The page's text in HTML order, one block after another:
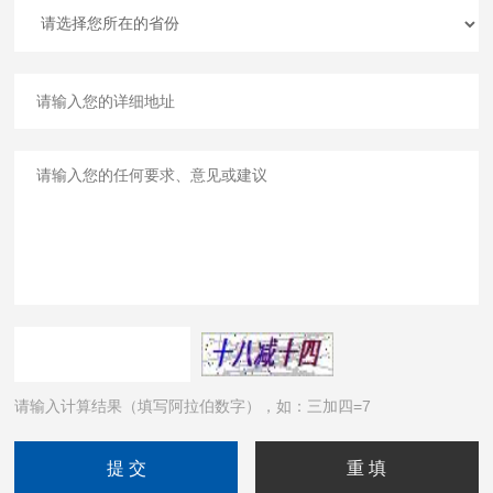
请输入计算结果（填写阿拉伯数字），如：三加四=7